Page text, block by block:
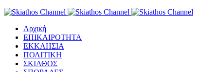
Αρχική
ΕΠΙΚΑΙΡΟΤΗΤΑ
ΕΚΚΛΗΣΙΑ
ΠΟΛΙΤΙΚΗ
ΣΚΙΑΘΟΣ